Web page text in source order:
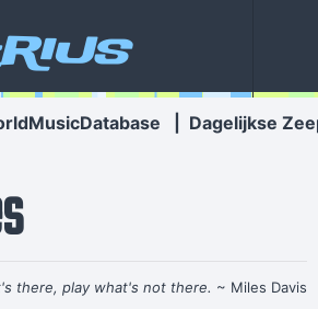
Dagelijkse
there, play what's not there. ~ Miles Davis